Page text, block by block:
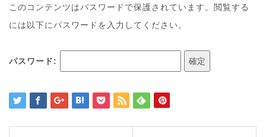
n
このコンテンツはパスワードで保護されています。閲覧する
には以下にパスワードを入力してください。
パスワード: